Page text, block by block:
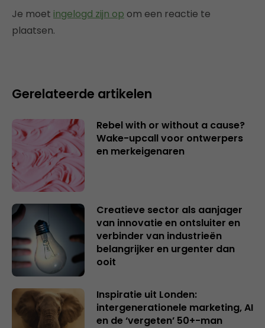
Je moet ingelogd zijn op om een reactie te
plaatsen.
Gerelateerde artikelen
Rebel with or without a cause?
Wake-upcall voor ontwerpers
en merkeigenaren
Creatieve sector als aanjager
van innovatie en ontsluiter en
verbinder van industrieën
belangrijker en urgenter dan
ooit
Inspiratie uit Londen:
intergenerationele marketing, AI
en de ‘vergeten’ 50+-man